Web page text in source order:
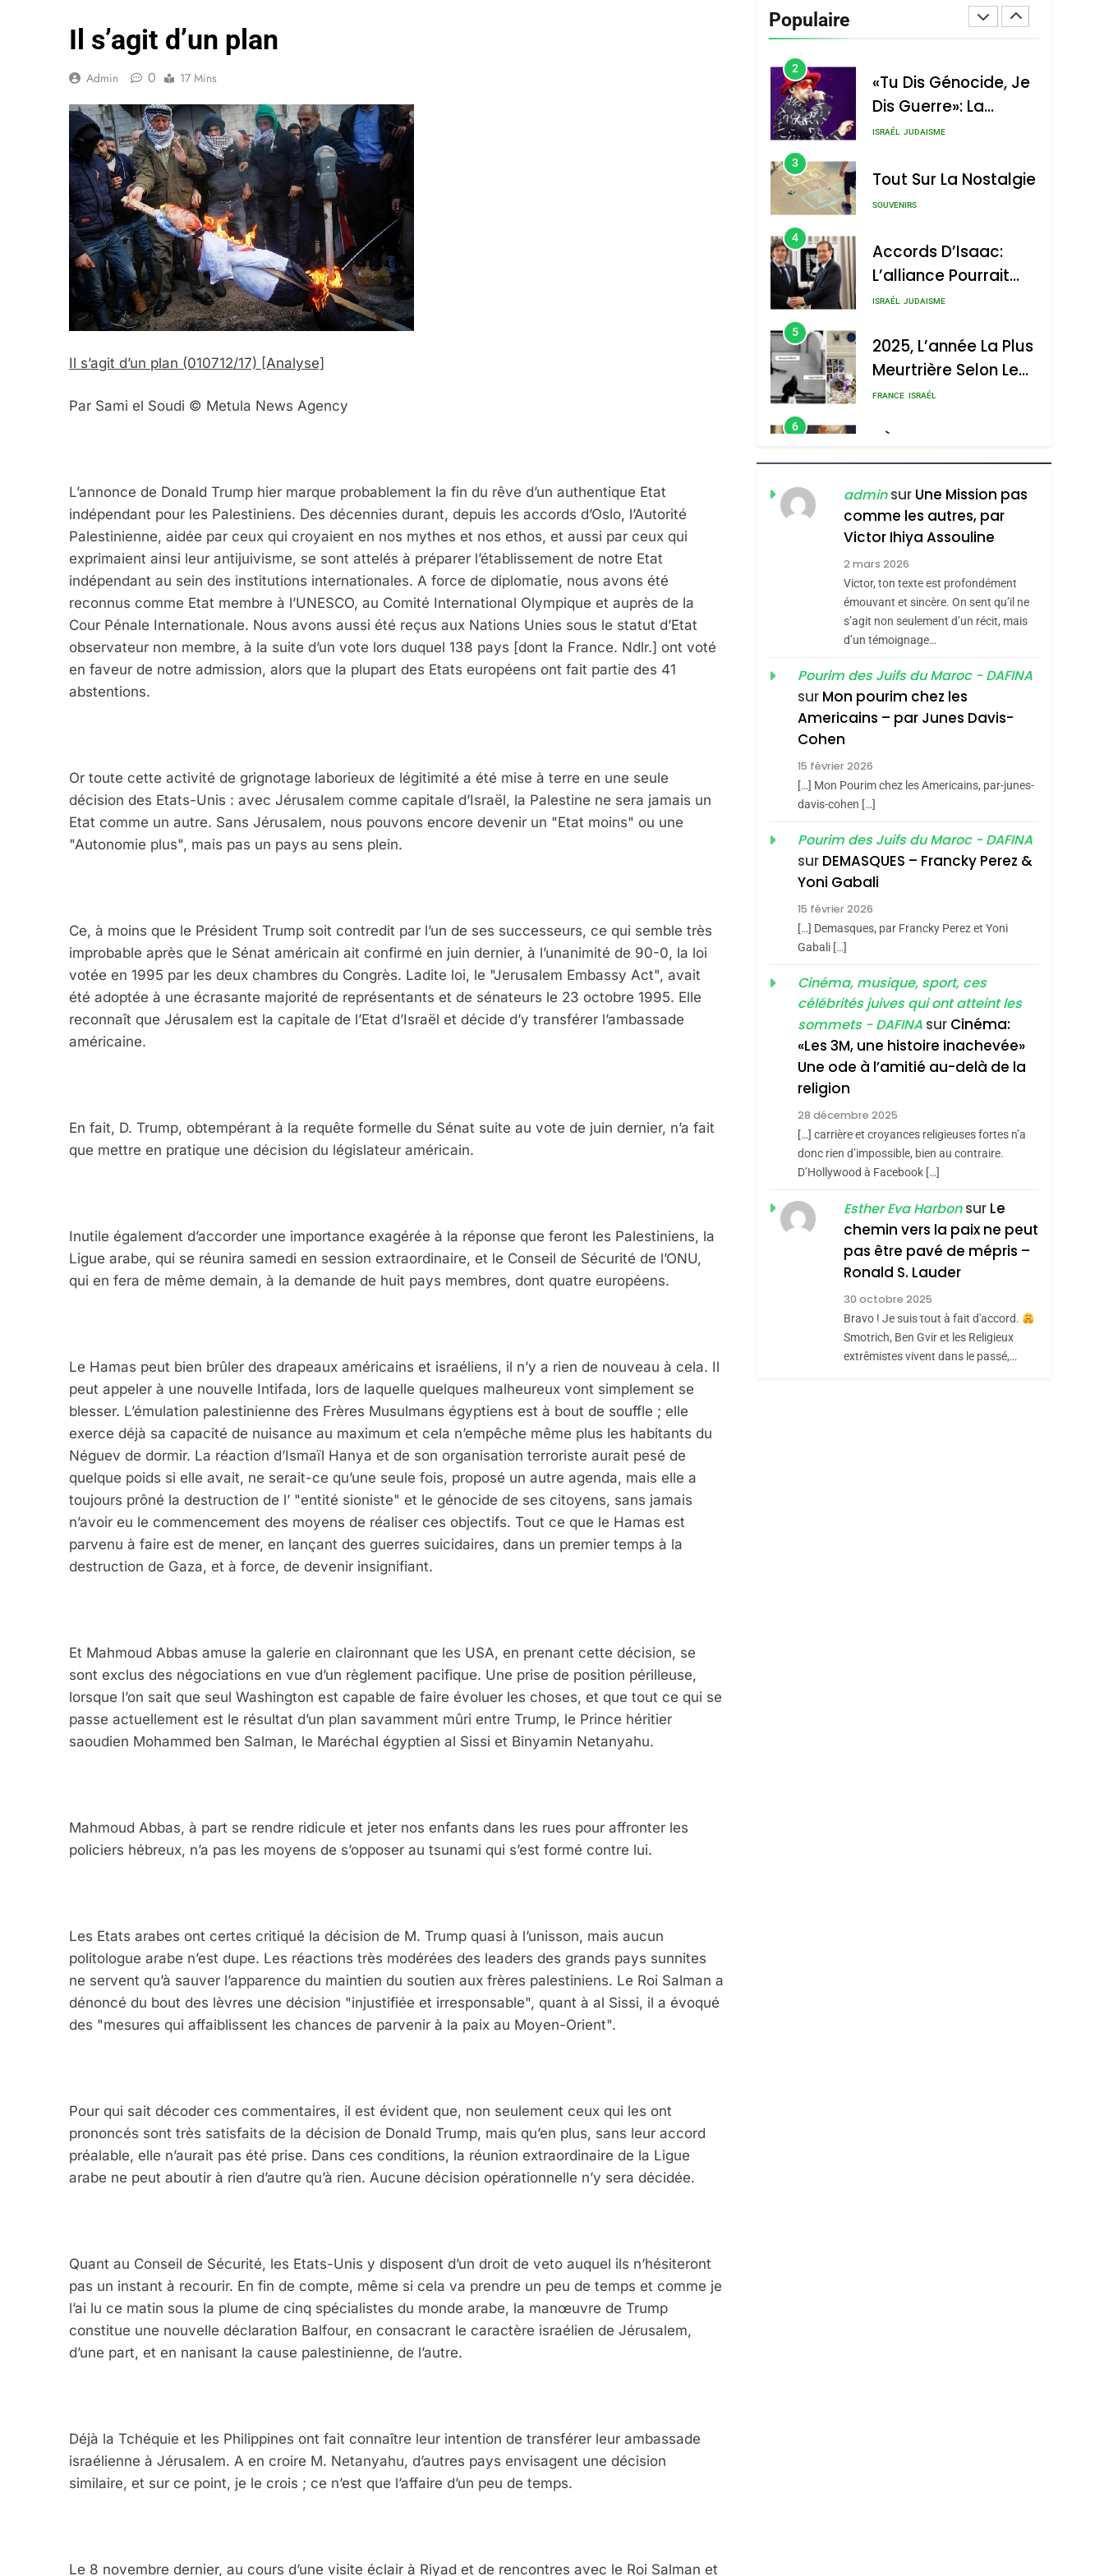
Il s’agit d’un plan
Admin 0 17 Mins
Il s’agit d’un plan (010712/17) [Analyse]
Par Sami el Soudi © Metula News Agency
L’annonce de Donald Trump hier marque probablement la fin du rêve d’un authentique Etat
indépendant pour les Palestiniens. Des décennies durant, depuis les accords d’Oslo, l’Autorité
Palestinienne, aidée par ceux qui croyaient en nos mythes et nos ethos, et aussi par ceux qui
exprimaient ainsi leur antijuivisme, se sont attelés à préparer l’établissement de notre Etat
indépendant au sein des institutions internationales. A force de diplomatie, nous avons été
reconnus comme Etat membre à l’UNESCO, au Comité International Olympique et auprès de la
Cour Pénale Internationale. Nous avons aussi été reçus aux Nations Unies sous le statut d’Etat
observateur non membre, à la suite d’un vote lors duquel 138 pays [dont la France. Ndlr.] ont voté
en faveur de notre admission, alors que la plupart des Etats européens ont fait partie des 41
abstentions.
Or toute cette activité de grignotage laborieux de légitimité a été mise à terre en une seule
décision des Etats-Unis : avec Jérusalem comme capitale d’Israël, la Palestine ne sera jamais un
Etat comme un autre. Sans Jérusalem, nous pouvons encore devenir un "Etat moins" ou une
"Autonomie plus", mais pas un pays au sens plein.
Ce, à moins que le Président Trump soit contredit par l’un de ses successeurs, ce qui semble très
improbable après que le Sénat américain ait confirmé en juin dernier, à l’unanimité de 90-0, la loi
votée en 1995 par les deux chambres du Congrès. Ladite loi, le "Jerusalem Embassy Act", avait
été adoptée à une écrasante majorité de représentants et de sénateurs le 23 octobre 1995. Elle
reconnaît que Jérusalem est la capitale de l’Etat d’Israël et décide d’y transférer l’ambassade
américaine.
En fait, D. Trump, obtempérant à la requête formelle du Sénat suite au vote de juin dernier, n’a fait
que mettre en pratique une décision du législateur américain.
Inutile également d’accorder une importance exagérée à la réponse que feront les Palestiniens, la
Ligue arabe, qui se réunira samedi en session extraordinaire, et le Conseil de Sécurité de l’ONU,
qui en fera de même demain, à la demande de huit pays membres, dont quatre européens.
Le Hamas peut bien brûler des drapeaux américains et israéliens, il n’y a rien de nouveau à cela. Il
peut appeler à une nouvelle Intifada, lors de laquelle quelques malheureux vont simplement se
blesser. L’émulation palestinienne des Frères Musulmans égyptiens est à bout de souffle ; elle
exerce déjà sa capacité de nuisance au maximum et cela n’empêche même plus les habitants du
Néguev de dormir. La réaction d’Ismaïl Hanya et de son organisation terroriste aurait pesé de
quelque poids si elle avait, ne serait-ce qu’une seule fois, proposé un autre agenda, mais elle a
toujours prôné la destruction de l’ "entité sioniste" et le génocide de ses citoyens, sans jamais
n’avoir eu le commencement des moyens de réaliser ces objectifs. Tout ce que le Hamas est
parvenu à faire est de mener, en lançant des guerres suicidaires, dans un premier temps à la
destruction de Gaza, et à force, de devenir insignifiant.
Et Mahmoud Abbas amuse la galerie en claironnant que les USA, en prenant cette décision, se
sont exclus des négociations en vue d’un règlement pacifique. Une prise de position périlleuse,
lorsque l’on sait que seul Washington est capable de faire évoluer les choses, et que tout ce qui se
passe actuellement est le résultat d’un plan savamment mûri entre Trump, le Prince héritier
saoudien Mohammed ben Salman, le Maréchal égyptien al Sissi et Binyamin Netanyahu.
Mahmoud Abbas, à part se rendre ridicule et jeter nos enfants dans les rues pour affronter les
policiers hébreux, n’a pas les moyens de s’opposer au tsunami qui s’est formé contre lui.
Les Etats arabes ont certes critiqué la décision de M. Trump quasi à l’unisson, mais aucun
politologue arabe n’est dupe. Les réactions très modérées des leaders des grands pays sunnites
ne servent qu’à sauver l’apparence du maintien du soutien aux frères palestiniens. Le Roi Salman a
dénoncé du bout des lèvres une décision "injustifiée et irresponsable", quant à al Sissi, il a évoqué
des "mesures qui affaiblissent les chances de parvenir à la paix au Moyen-Orient".
Pour qui sait décoder ces commentaires, il est évident que, non seulement ceux qui les ont
prononcés sont très satisfaits de la décision de Donald Trump, mais qu’en plus, sans leur accord
préalable, elle n’aurait pas été prise. Dans ces conditions, la réunion extraordinaire de la Ligue
arabe ne peut aboutir à rien d’autre qu’à rien. Aucune décision opérationnelle n’y sera décidée.
Quant au Conseil de Sécurité, les Etats-Unis y disposent d’un droit de veto auquel ils n’hésiteront
pas un instant à recourir. En fin de compte, même si cela va prendre un peu de temps et comme je
l’ai lu ce matin sous la plume de cinq spécialistes du monde arabe, la manœuvre de Trump
constitue une nouvelle déclaration Balfour, en consacrant le caractère israélien de Jérusalem,
d’une part, et en nanisant la cause palestinienne, de l’autre.
Déjà la Tchéquie et les Philippines ont fait connaître leur intention de transférer leur ambassade
israélienne à Jérusalem. A en croire M. Netanyahu, d’autres pays envisagent une décision
similaire, et sur ce point, je le crois ; ce n’est que l’affaire d’un peu de temps.
Le 8 novembre dernier, au cours d’une visite éclair à Riyad et de rencontres avec le Roi Salman et
Populaire
Vanessa De Loya
2
«Tu Dis Génocide, Je
Dis Guerre»: La
Nouvelle Chanson De
ISRAÉL JUDAISME
3
Tout Sur La Nostalgie
SOUVENIRS
4
Accords D’Isaac:
L’alliance Pourrait
S’étendre À 13 Pays
ISRAÉL JUDAISME
5
2025, L’année La Plus
Meurtrière Selon Le
Rapport D’ADL
FRANCE ISRAÉL
6
FIÈRE, DIGNE ET
RÉSILIENTE :
POURQUOI JE
REVENDIQUE MA
JUDAÏTE Par Thérèse
Zrihen-Dvir
ISRAÉL JUDAISME
CE QUI NOUS
MANQUE – Jacques
Hadida
JUDAISME
Maroc : Les Amandes
De Tafraout, Le Miel
De Tadla Azilal
Consacrés Produits
Du Terroir
DAFINA MAROC
Oeil Ravageur –
2
Dis Guerre»: La
Nouvelle Chanson De
Boy George
ISRAÉL JUDAISME
Accords D’Isaac:
L’alliance Pourrait
S’étendre À 13 Pays
D’Amérique Latine
ISRAÉL JUDAISME
5
Meurtrière Selon Le
Rapport D’ADL
Contre
L’antisémitisme
FRANCE ISRAÉL
FIÈRE, DIGNE ET
RÉSILIENTE :
POURQUOI JE
REVENDIQUE MA
JUDAÏTE Par Thérèse
Zrihen-Dvir
ISRAÉL JUDAISME
CE QUI NOUS
MANQUE – Jacques
Hadida
JUDAISME
Maroc : Les Amandes
adminsur Une Mission pas
comme les autres, par
Victor Ihiya Assouline
2 mars 2026
Victor, ton texte est profondément
émouvant et sincère. On sent qu’il ne
s’agit non seulement d’un récit, mais
d’un témoignage…
Pourim des Juifs du Maroc - DAFINA
sur Mon pourim chez les
Americains – par Junes Davis-
Cohen
15 février 2026
[…] Mon Pourim chez les Americains, par-junes-
davis-cohen […]
Pourim des Juifs du Maroc - DAFINA
sur DEMASQUES – Francky Perez &
Yoni Gabali
15 février 2026
[…] Demasques, par Francky Perez et Yoni
Gabali […]
Cinéma, musique, sport, ces
célébrités juives qui ont atteint les
sommets - DAFINA sur Cinéma:
«Les 3M, une histoire inachevée»
Une ode à l’amitié au-delà de la
religion
28 décembre 2025
[…] carrière et croyances religieuses fortes n’a
donc rien d’impossible, bien au contraire.
D’Hollywood à Facebook […]
Esther Eva Harbonsur Le
chemin vers la paix ne peut
pas être pavé de mépris –
Ronald S. Lauder
30 octobre 2025
Bravo ! Je suis tout à fait d'accord.
Smotrich, Ben Gvir et les Religieux
extrêmistes vivent dans le passé,…